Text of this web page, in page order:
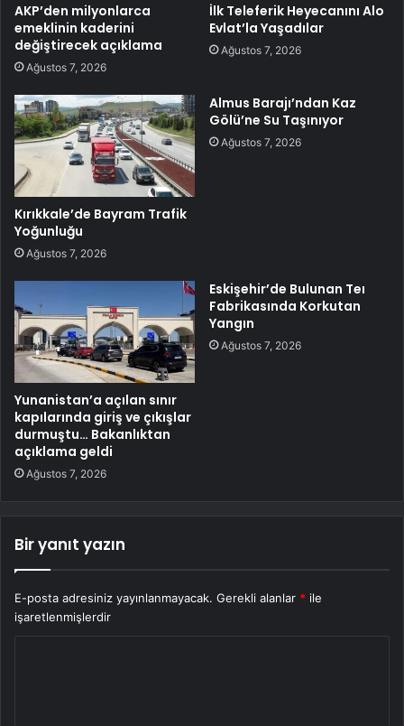
AKP’den milyonlarca
emeklinin kaderini
değiştirecek açıklama
Ağustos 7, 2026
İlk Teleferik Heyecanını Alo
Evlat’la Yaşadılar
Ağustos 7, 2026
Kırıkkale’de Bayram Trafik
Yoğunluğu
Ağustos 7, 2026
Almus Barajı’ndan Kaz
Gölü’ne Su Taşınıyor
Ağustos 7, 2026
Yunanistan’a açılan sınır
kapılarında giriş ve çıkışlar
durmuştu… Bakanlıktan
açıklama geldi
Ağustos 7, 2026
Eskişehir’de Bulunan Teı
Fabrikasında Korkutan
Yangın
Ağustos 7, 2026
Bir yanıt yazın
E-posta adresiniz yayınlanmayacak. Gerekli alanlar * ile
işaretlenmişlerdir